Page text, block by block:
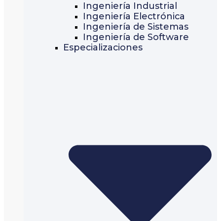
Ingeniería Industrial
Ingeniería Electrónica
Ingeniería de Sistemas
Ingeniería de Software
Especializaciones